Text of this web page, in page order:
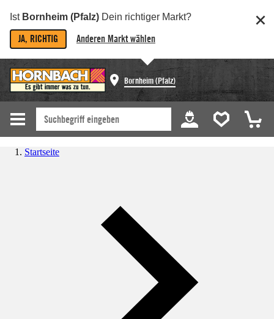
Ist Bornheim (Pfalz) Dein richtiger Markt?
JA, RICHTIG Anderen Markt wählen
Bornheim (Pfalz)
Startseite